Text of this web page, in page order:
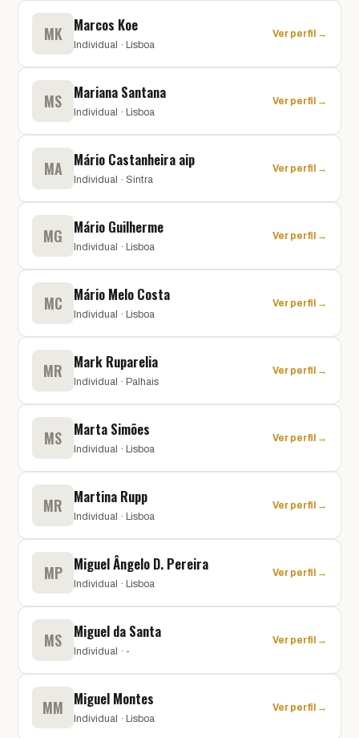
MK Marcos Koe
Individual · Lisboa
Ver perfil →
MS Mariana Santana
Individual · Lisboa
Ver perfil →
MA Mário Castanheira aip
Individual · Sintra
Ver perfil →
MG Mário Guilherme
Individual · Lisboa
Ver perfil →
MC Mário Melo Costa
Individual · Lisboa
Ver perfil →
MR Mark Ruparelia
Individual · Palhais
Ver perfil →
MS Marta Simões
Individual · Lisboa
Ver perfil →
MR Martina Rupp
Individual · Lisboa
Ver perfil →
MP Miguel Ângelo D. Pereira
Individual · Lisboa
Ver perfil →
MS Miguel da Santa
Individual · -
Ver perfil →
MM Miguel Montes
Individual · Lisboa
Ver perfil →